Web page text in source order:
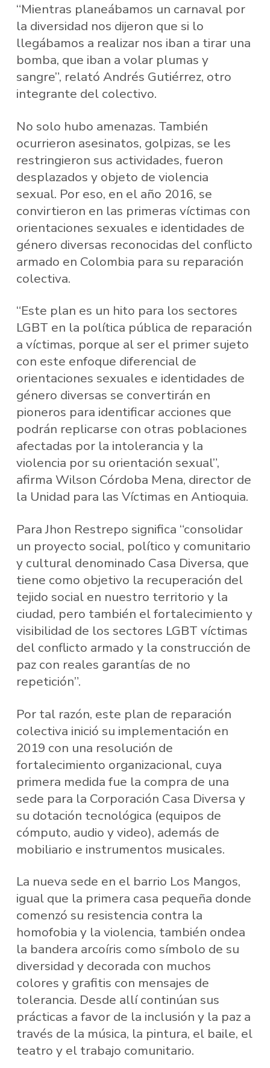
“Mientras planeábamos un carnaval por
la diversidad nos dijeron que si lo
llegábamos a realizar nos iban a tirar una
bomba, que iban a volar plumas y
sangre”, relató Andrés Gutiérrez, otro
integrante del colectivo.
No solo hubo amenazas. También
ocurrieron asesinatos, golpizas, se les
restringieron sus actividades, fueron
desplazados y objeto de violencia
sexual. Por eso, en el año 2016, se
convirtieron en las primeras víctimas con
orientaciones sexuales e identidades de
género diversas reconocidas del conflicto
armado en Colombia para su reparación
colectiva.
“Este plan es un hito para los sectores
LGBT en la política pública de reparación
a víctimas, porque al ser el primer sujeto
con este enfoque diferencial de
orientaciones sexuales e identidades de
género diversas se convertirán en
pioneros para identificar acciones que
podrán replicarse con otras poblaciones
afectadas por la intolerancia y la
violencia por su orientación sexual”,
afirma Wilson Córdoba Mena, director de
la Unidad para las Víctimas en Antioquia.
Para Jhon Restrepo significa “consolidar
un proyecto social, político y comunitario
y cultural denominado Casa Diversa, que
tiene como objetivo la recuperación del
tejido social en nuestro territorio y la
ciudad, pero también el fortalecimiento y
visibilidad de los sectores LGBT víctimas
del conflicto armado y la construcción de
paz con reales garantías de no
repetición”.
Por tal razón, este plan de reparación
colectiva inició su implementación en
2019 con una resolución de
fortalecimiento organizacional, cuya
primera medida fue la compra de una
sede para la Corporación Casa Diversa y
su dotación tecnológica (equipos de
cómputo, audio y video), además de
mobiliario e instrumentos musicales.
La nueva sede en el barrio Los Mangos,
igual que la primera casa pequeña donde
comenzó su resistencia contra la
homofobia y la violencia, también ondea
la bandera arcoíris como símbolo de su
diversidad y decorada con muchos
colores y grafitis con mensajes de
tolerancia. Desde allí continúan sus
prácticas a favor de la inclusión y la paz a
través de la música, la pintura, el baile, el
teatro y el trabajo comunitario.